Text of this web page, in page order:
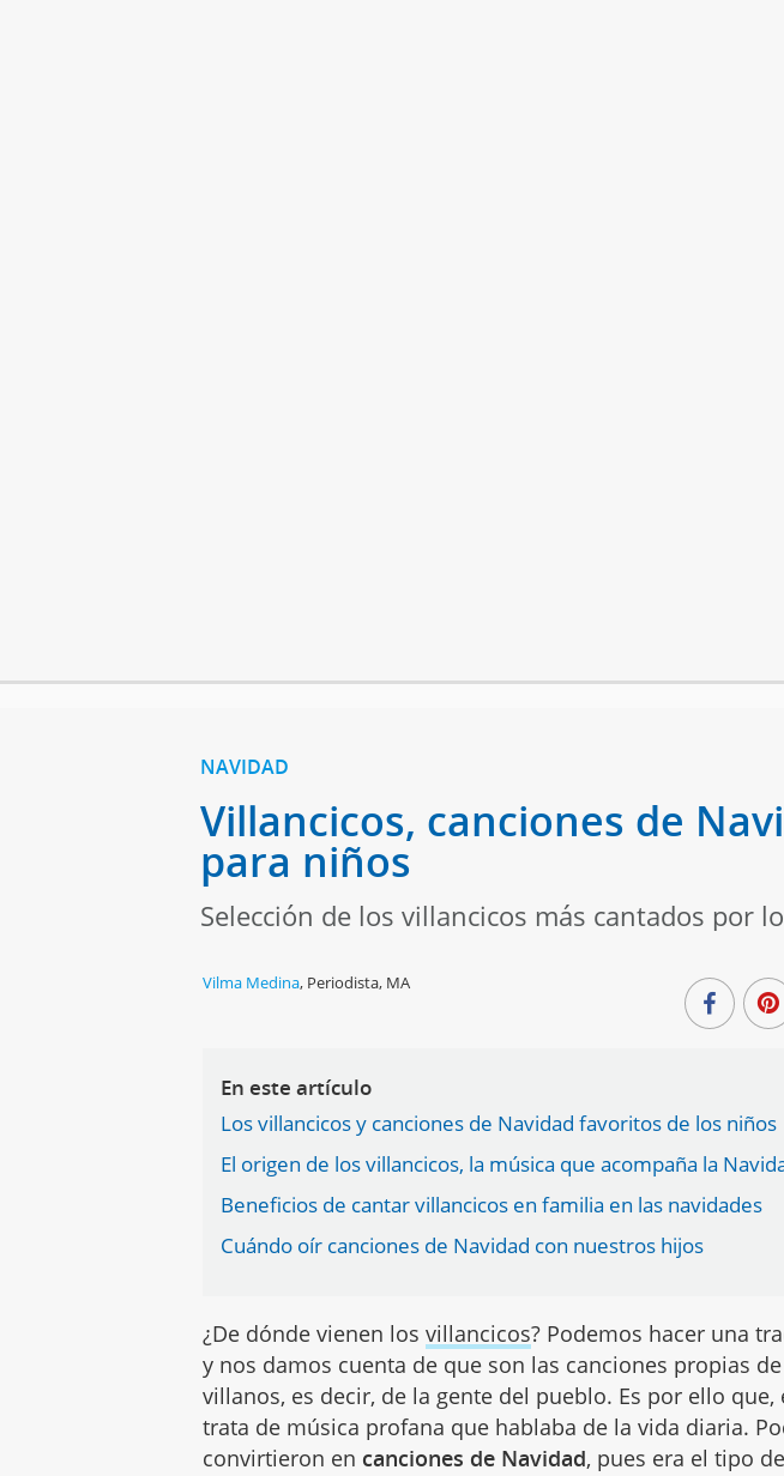
NAVIDAD
Villancicos, canciones de
para niños
Selección de los villancicos más cantados por
Vilma Medina, Periodista, MA
En este artículo
Los villancicos y canciones de Navidad favoritos de los niños
El origen de los villancicos, la música que acompaña la
Beneficios de cantar villancicos en familia en las navidades
Cuándo oír canciones de Navidad con nuestros hijos
¿De dónde vienen losvillancicos? Podemos hacer una
y nos damos cuenta de que son las canciones propias
villanos, es decir, de la gente del pueblo. Es por ello que,
trata de música profana que hablaba de la vida diaria.
convirtieron en canciones de Navidad, pues era el tipo